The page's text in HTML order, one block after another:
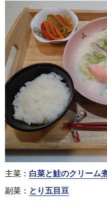
主菜： 白菜と鮭のクリーム
副菜： とり五目豆